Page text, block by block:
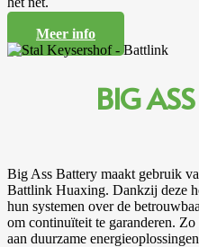
Meer info
BIG
Big Ass Battery maakt gebruik
Battlink Huaxing. Dankzij deze
hun systemen over de
om continuïteit te garanderen.
aan duurzame